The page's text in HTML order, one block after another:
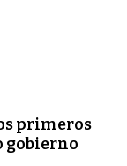
primeros
gobierno